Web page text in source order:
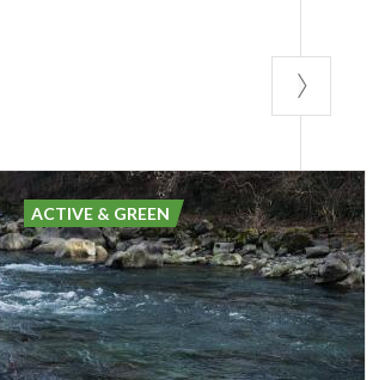
ACTIVE & GREEN